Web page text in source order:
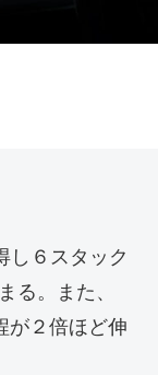
し６スタック
る。また、
が２倍ほど伸